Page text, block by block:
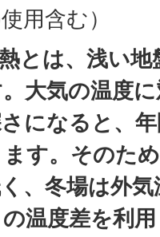
用含む）
とは、浅い
大気の温度
になると、
す。そのた
、冬場は外
温度差を利